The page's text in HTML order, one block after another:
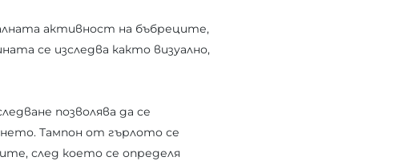
активност на бъбреците,
се изследва както визуално,
позволява да се
Тампон от гърлото се
след което се определя